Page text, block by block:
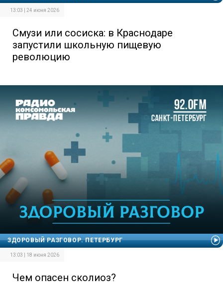
13:03 | 24 июня 2026
Смузи или сосиска: в Краснодаре
запустили школьную пищевую
революцию
ЗДОРОВЫЙ РАЗГОВОР. ПЕТЕРБУРГ
13:03 | 18 июня 2026
Чем опасен сколиоз?